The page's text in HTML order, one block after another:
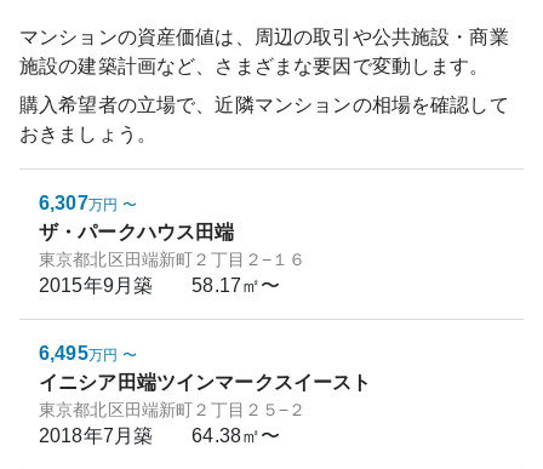
マンションの資産価値は、周辺の取引や公共施設・商業
施設の建築計画など、さまざまな要因で変動します。
購入希望者の立場で、近隣マンションの相場を確認して
おきましょう。
6,307万円 〜
ザ・パークハウス田端
東京都北区田端新町２丁目２−１６
2015年9月築 58.17㎡〜
6,495万円 〜
イニシア田端ツインマークスイースト
東京都北区田端新町２丁目２５−２
2018年7月築 64.38㎡〜